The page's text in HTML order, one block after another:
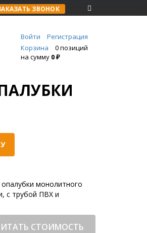
ЗВОНОК
Войти
Регистрация
Корзина
0 позиций
на сумму 0 ₽
монолитного
с трубой ПВХ и
СТОИМОСТЬ